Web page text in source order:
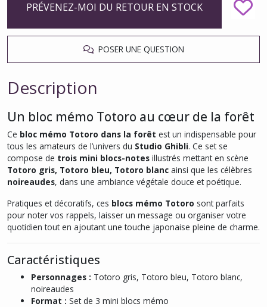
PRÉVENEZ-MOI DU RETOUR EN STOCK
POSER UNE QUESTION
Description
Un bloc mémo Totoro au cœur de la forêt
Ce bloc mémo Totoro dans la forêt est un indispensable pour
tous les amateurs de l’univers du Studio Ghibli. Ce set se
compose de trois mini blocs-notes illustrés mettant en scène
Totoro gris, Totoro bleu, Totoro blanc ainsi que les célèbres
noireaudes, dans une ambiance végétale douce et poétique.
Pratiques et décoratifs, ces blocs mémo Totoro sont parfaits
pour noter vos rappels, laisser un message ou organiser votre
quotidien tout en ajoutant une touche japonaise pleine de charme.
Caractéristiques
Personnages : Totoro gris, Totoro bleu, Totoro blanc,
noireaudes
Format : Set de 3 mini blocs mémo